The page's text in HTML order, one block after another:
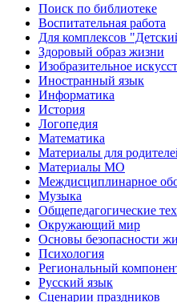
Поиск по библиотеке
Воспитательная работа
Для комплексов
Здоровый образ жизни
Изобразительное
Иностранный язык
Информатика
История
Логопедия
Математика
Материалы для
Материалы МО
Междисциплинарное
Музыка
Общепедагогические
Окружающий мир
Основы безопасности
Психология
Региональный
Русский язык
Сценарии праздников